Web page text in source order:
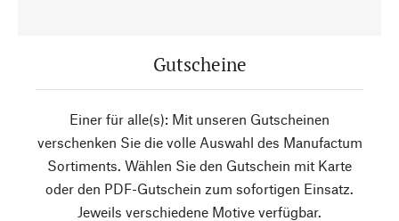
Gutscheine
Einer für alle(s): Mit unseren Gutscheinen
verschenken Sie die volle Auswahl des Manufactum
Sortiments. Wählen Sie den Gutschein mit Karte
oder den PDF-Gutschein zum sofortigen Einsatz.
Jeweils verschiedene Motive verfügbar.